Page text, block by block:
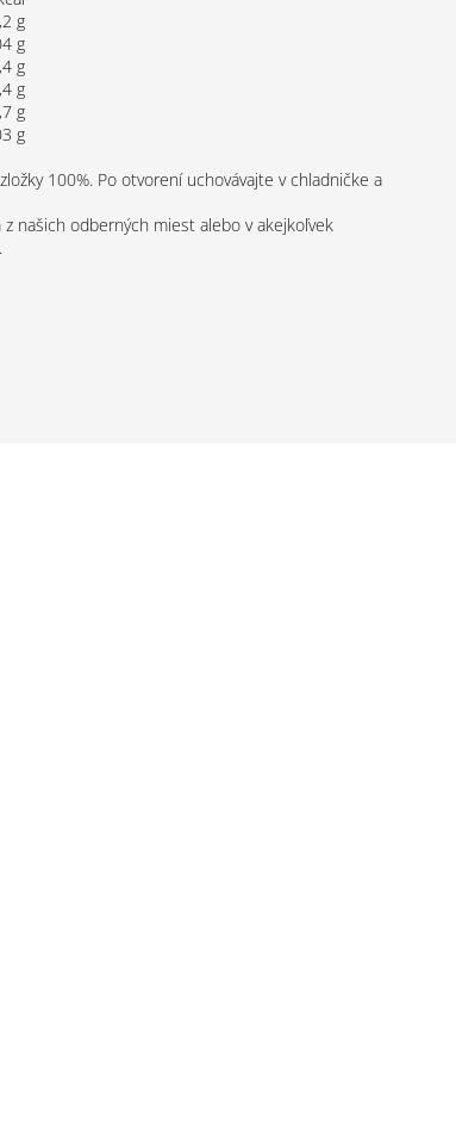
g
g
g
g
g
g
100%. Po otvorení uchovávajte v chladničke a
našich odberných miest alebo v akejkoľvek